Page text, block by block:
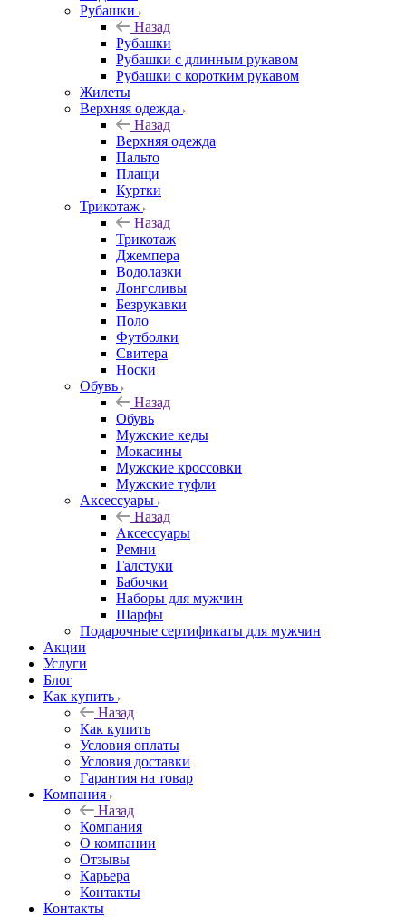
Рубашки
Назад
Рубашки
Рубашки с длинным рукавом
Рубашки с коротким рукавом
Жилеты
Верхняя одежда
Назад
Верхняя одежда
Пальто
Плащи
Куртки
Трикотаж
Назад
Трикотаж
Джемпера
Водолазки
Лонгсливы
Безрукавки
Поло
Футболки
Свитера
Носки
Обувь
Назад
Обувь
Мужские кеды
Мокасины
Мужские кроссовки
Мужские туфли
Аксессуары
Назад
Аксессуары
Ремни
Галстуки
Бабочки
Наборы для мужчин
Шарфы
Подарочные сертификаты для мужчин
Акции
Услуги
Блог
Как купить
Назад
Как купить
Условия оплаты
Условия доставки
Гарантия на товар
Компания
Назад
Компания
О компании
Отзывы
Карьера
Контакты
Контакты